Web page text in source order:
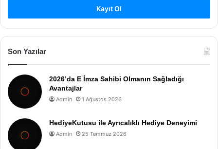
Kayıt Ol
Son Yazılar
2026’da E İmza Sahibi Olmanın Sağladığı
Avantajlar
Admin 1 Ağustos 2026
HediyeKutusu ile Ayrıcalıklı Hediye Deneyimi
Admin 25 Temmuz 2026